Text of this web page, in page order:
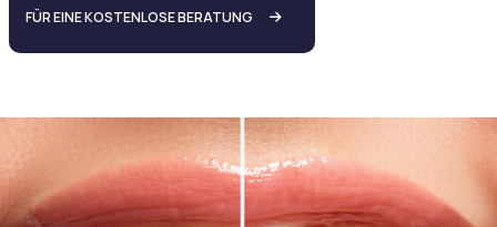
FÜR EINE KOSTENLOSE BERATUNG